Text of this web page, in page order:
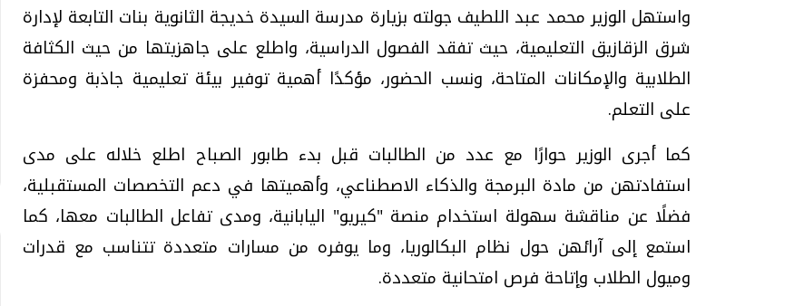
واستهل الوزير محمد عبد اللطيف جولته بزيارة مدرسة السيدة خديجة الثانوية بنات التابعة لإدارة
شرق الزقازيق التعليمية، حيث تفقد الفصول الدراسية، واطلع على جاهزيتها من حيث الكثافة
الطلابية والإمكانات المتاحة، ونسب الحضور، مؤكدًا أهمية توفير بيئة تعليمية جاذبة ومحفزة
على التعلم.
كما أجرى الوزير حوارًا مع عدد من الطالبات قبل بدء طابور الصباح اطلع خلاله على مدى
استفادتهن من مادة البرمجة والذكاء الاصطناعي، وأهميتها في دعم التخصصات المستقبلية،
فضلًا عن مناقشة سهولة استخدام منصة "كيريو" اليابانية، ومدى تفاعل الطالبات معها، كما
استمع إلى آرائهن حول نظام البكالوريا، وما يوفره من مسارات متعددة تتناسب مع قدرات
وميول الطلاب وإتاحة فرص امتحانية متعددة.
دليلك للتنسيق الجامعي .. تساؤلات
وإجابات
السبت، 01 اغسطس 2026 10:25 ص
فيديو.. الإعلام الرقمي.. تقنيات واعدة
وتحديات هائلة
الخميس، 30 يوليو 2026 01:09 م
موجات الطقس الساخنة.. لماذا تحدث وكيف